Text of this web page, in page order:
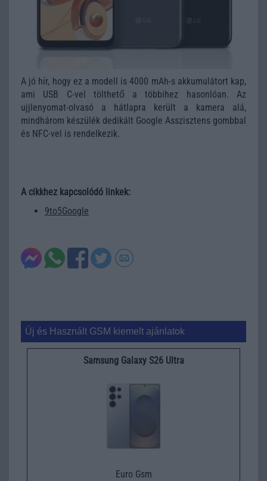
A jó hír, hogy ez a modell is 4000 mAh-s akkumulátort kap,
ami USB C-vel tölthető a többihez hasonlóan. Az
ujjlenyomat-olvasó a hátlapra került a kamera alá,
mindhárom készülék dedikált Google Asszisztens gombbal
és NFC-vel is rendelkezik.
A cikkhez kapcsolódó linkek:
9to5Google
Új és Használt GSM kiemelt ajánlatok
Samsung Galaxy S26 Ultra
Euro Gsm